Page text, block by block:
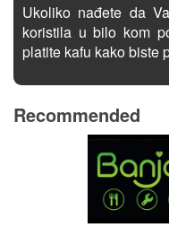
Ukoliko nađete da
koristila u bilo kom
platite kafu kako biste
Recommended